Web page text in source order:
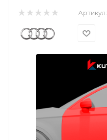
Артикул: